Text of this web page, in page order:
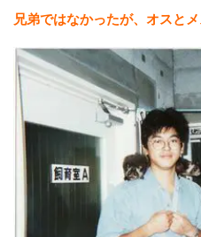
兄弟ではなかったが、オスと